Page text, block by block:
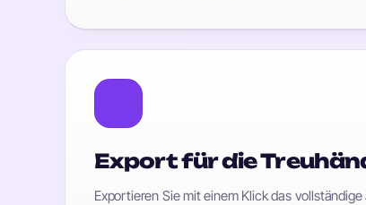
Export für die
Exportieren Sie mit einem Klick das